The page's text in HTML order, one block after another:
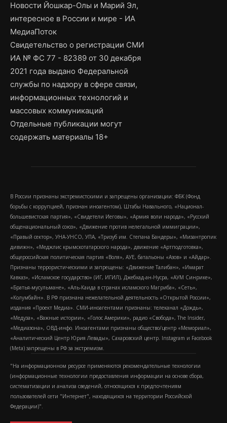
Новости Йошкар-Олы и Марий Эл,
интересное в России и мире - ИА
МедиаПоток
Свидетельство о регистрации СМИ
ИА № ФС 77 - 82389 от 30 декабря
2021 года выдано Федеральной
службы по надзору в сфере связи,
информационных технологий и
массовых коммуникаций
Отдельные публикации могут
содержать материалы 18+
В России признаны экстремистскими и запрещены организации: ФБК (Фонд
борьбы с коррупцией, признан иноагентом), Штабы Навального, «Национал-
большевистская партия», «Свидетели Иеговы», «Армия воли народа», «Русский
общенациональный союз», «Движение против нелегальной иммиграции»,
«Правый сектор», УНА-УНСО, УПА, «Тризуб им. Степана Бандеры», «Мизантропик
дивижн», «Меджлис крымскотатарского народа», движение «Артподготовка»,
общероссийская политическая партия «Воля», АУЕ, батальоны «Азов» и «Айдар».
Признаны террористическими и запрещены: «Движение Талибан», «Имарат
Кавказ», «Исламское государство» (ИГ, ИГИЛ), Джебхад-ан-Нусра, «АУМ Синрике»,
«Братья-мусульмане», «Аль-Каида в странах исламского Магриба», «Сеть»,
«Колумбайн». В РФ признана нежелательной деятельность «Открытой России»,
издания «Проект Медиа». СМИ-иноагентами признаны: телеканал «Дождь»,
«Медуза», «Важные истории», «Голос Америки», радио «Свобода», The Insider,
«Медиазона», ОВД-инфо. Иноагентами признаны общество/центр «Мемориал»,
«Аналитический Центр Юрия Левады», Сахаровский центр. Instagram и Facebook
(Metа) запрещены в РФ за экстремизм.
"На информационном ресурсе применяются рекомендательные технологии
(информационные технологии предоставления информации на основе сбора,
систематизации и анализа сведений, относящихся к предпочтениям
пользователей сети "Интернет", находящихся на территории Российской
Федерации)".